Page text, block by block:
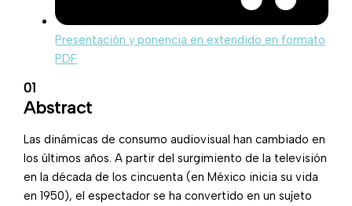
Presentación y ponencia en extendido en formato
PDF
01
Abstract
Las dinámicas de consumo audiovisual han cambiado en
los últimos años. A partir del surgimiento de la televisión
en la década de los cincuenta (en México inicia su vida
en 1950), el espectador se ha convertido en un sujeto